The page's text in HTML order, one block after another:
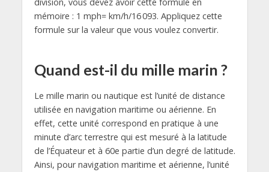
mémoire : 1 mph= km/h/16 093. Appliquez cette
formule sur la valeur que vous voulez convertir.
Quand est-il du mille marin ?
Le mille marin ou nautique est l’unité de distance
utilisée en navigation maritime ou aérienne. En
effet, cette unité correspond en pratique à une
minute d’arc terrestre qui est mesuré à la latitude
de l’Équateur et à 60e partie d’un degré de latitude.
Ainsi, pour navigation maritime et aérienne, l’unité